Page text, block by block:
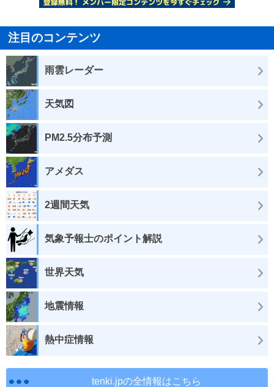
注目のコンテンツ
雨雲レーダー
天気図
PM2.5分布予測
アメダス
2週間天気
気象予報士のポイント解説
世界天気
地震情報
熱中症情報
tenki.jpの全情報はこちら